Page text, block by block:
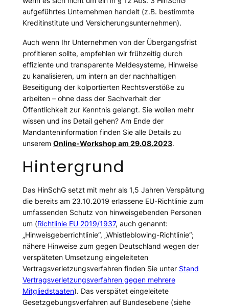
aufgeführtes Unternehmen handelt (z.B. bestimmte
Kreditinstitute und Versicherungsunternehmen).
Auch wenn Ihr Unternehmen von der Übergangsfrist
profitieren sollte, empfehlen wir frühzeitig durch
effiziente und transparente Meldesysteme, Hinweise
zu kanalisieren, um intern an der nachhaltigen
Beseitigung der kolportierten Rechtsverstöße zu
arbeiten – ohne dass der Sachverhalt der
Öffentlichkeit zur Kenntnis gelangt. Sie wollen mehr
wissen und ins Detail gehen? Am Ende der
Mandanteninformation finden Sie alle Details zu
unserem Online-Workshop am 29.08.2023.
Hintergrund
Das HinSchG setzt mit mehr als 1,5 Jahren Verspätung
die bereits am 23.10.2019 erlassene EU-Richtlinie zum
umfassenden Schutz von hinweisgebenden Personen
um (Richtlinie EU 2019/1937, auch genannt:
„Hinweisgeberrichtlinie“, „Whistleblowing-Richtlinie“;
nähere Hinweise zum gegen Deutschland wegen der
verspäteten Umsetzung eingeleiteten
Vertragsverletzungsverfahren finden Sie unter Stand
Vertragsverletzungsverfahren gegen mehrere
Mitgliedstaaten). Das verspätet eingeleitete
Gesetzgebungsverfahren auf Bundesebene (siehe